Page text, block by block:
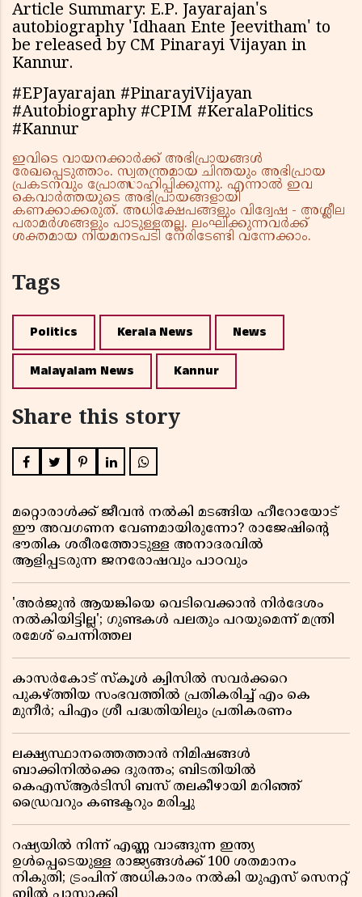
Article Summary: E.P. Jayarajan's
autobiography 'Idhaan Ente Jeevitham' to
be released by CM Pinarayi Vijayan in
Kannur.
#EPJayarajan #PinarayiVijayan
#Autobiography #CPIM #KeralaPolitics
#Kannur
ഇവിടെ വായനക്കാർക്ക് അഭിപ്രായങ്ങൾ
രേഖപ്പെടുത്താം. സ്വതന്ത്രമായ ചിന്തയും അഭിപ്രായ
പ്രകടനവും പ്രോത്സാഹിപ്പിക്കുന്നു. എന്നാൽ ഇവ
കെവാർത്തയുടെ അഭിപ്രായങ്ങളായി
കണക്കാക്കരുത്. അധിക്ഷേപങ്ങളും വിദ്വേഷ - അശ്ലീല
പരാമർശങ്ങളും പാടുള്ളതല്ല. ലംഘിക്കുന്നവർക്ക്
ശക്തമായ നിയമനടപടി നേരിടേണ്ടി വന്നേക്കാം.
Tags
Politics Kerala News News
Malayalam News Kannur
Share this story
മറ്റൊരാൾക്ക് ജീവൻ നൽകി മടങ്ങിയ ഹീറോയോട്
ഈ അവഗണന വേണമായിരുന്നോ? രാജേഷിൻ്റെ
ഭൗതിക ശരീരത്തോടുള്ള അനാദരവിൽ
ആളിപ്പടരുന്ന ജനരോഷവും പാഠവും
'അർജുൻ ആയങ്കിയെ വെടിവെക്കാൻ നിർദേശം
നൽകിയിട്ടില്ല'; ഗുണ്ടകൾ പലതും പറയുമെന്ന് മന്ത്രി
രമേശ് ചെന്നിത്തല
കാസർകോട് സ്കൂൾ ക്വിസിൽ സവർക്കറെ
പുകഴ്ത്തിയ സംഭവത്തിൽ പ്രതികരിച്ച് എം കെ
മുനീർ; പിഎം ശ്രീ പദ്ധതിയിലും പ്രതികരണം
ലക്ഷ്യസ്ഥാനത്തെത്താൻ നിമിഷങ്ങൾ
ബാക്കിനിൽക്കെ ദുരന്തം; ബിടതിയിൽ
കെഎസ്ആർടിസി ബസ് തലകീഴായി മറിഞ്ഞ്
ഡ്രൈവറും കണ്ടക്ടറും മരിച്ചു
റഷ്യയിൽ നിന്ന് എണ്ണ വാങ്ങുന്ന ഇന്ത്യ
ഉൾപ്പെടെയുള്ള രാജ്യങ്ങൾക്ക് 100 ശതമാനം
നികുതി; ട്രംപിന് അധികാരം നൽകി യുഎസ് സെനറ്റ്